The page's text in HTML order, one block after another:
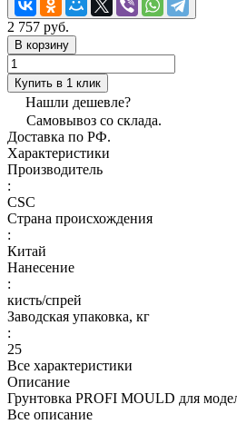
2 757 руб.
В корзину
Купить в 1 клик
Нашли дешевле?
Самовывоз со склада.
Доставка по РФ.
Характеристики
Производитель
:
CSC
Страна происхождения
:
Китай
Нанесение
:
кисть/спрей
Заводская упаковка, кг
:
25
Все характеристики
Описание
Грунтовка PROFI MOULD для
Все описание